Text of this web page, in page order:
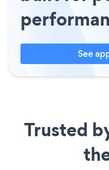
See
Trusted